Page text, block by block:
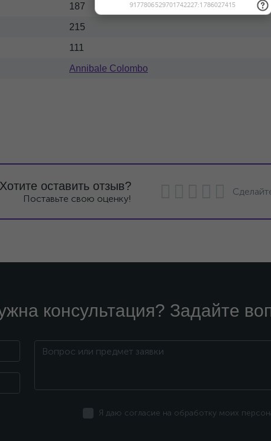
187
215
111
Annibale Colombo
Хотите оставить отзыв?
Поставьте свою оценку!
консультация? Задайте
Я даю согласие на обработку моих